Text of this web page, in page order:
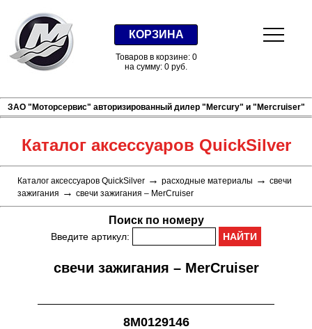
КОРЗИНА
Товаров в корзине: 0
на сумму: 0 руб.
ЗАО "Моторсервис" авторизированный дилер "Mercury" и "Mercruiser"
Каталог аксессуаров QuickSilver
Каталог аксессуаров QuickSilver → расходные материалы → свечи
зажигания → cвечи зажигания – MerCruiser
Поиск по номеру
Введите артикул:
cвечи зажигания – MerCruiser
8M0129146